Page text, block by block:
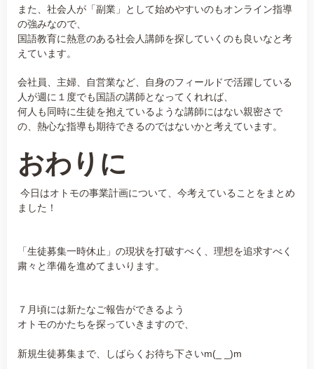
また、社会人が「副業」として始めやすいのもオンライン指導
の強みなので、
国語教育に熱意のある社会人講師を探していくのも良いなと考
えています。
会社員、主婦、自営業など、自身のフィールドで活躍している
人が週に１度でも国語の講師となってくれれば、
何人も同時に生徒を抱えているような講師にはない親密さで
の、熱心な指導も期待できるのではないかと考えています。
おわりに
今日はオトモの事業計画について、今考えていることをまとめ
ました！
「生徒募集一時休止」の現状を打破すべく、理想を追求すべく
粛々と準備を進めてまいります。
７月頃には新たなご報告ができるよう
オトモのかたちを探っていきますので、
新規生徒募集まで、しばらくお待ち下さいm(_ _)m